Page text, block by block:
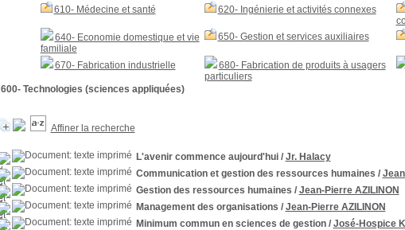
610- Médecine et santé
620- Ingénierie et activités connexes
640- Economie domestique et vie
familiale
650- Gestion et services auxiliaires
670- Fabrication industrielle
680- Fabrication de produits à usagers
particuliers
600- Technologies (sciences appliquées)
Affiner la recherche
L'avenir commence aujourd'hui/ Jr. Halacy
Communication et gestion des ressources humaines /
Gestion des ressources humaines / Jean-Pierre AZILINON
Management des organisations / Jean-Pierre AZILINON
Minimum commun en sciences de gestion/ José-Hospice